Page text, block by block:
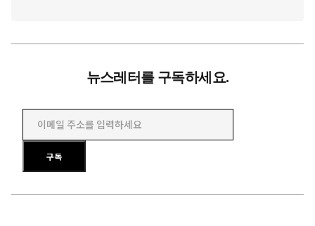
뉴스레터를 구독하세요.
이메일 주소를 입력하세요
구독